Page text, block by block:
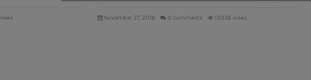
November 27, 2016 0 comments 13036 views